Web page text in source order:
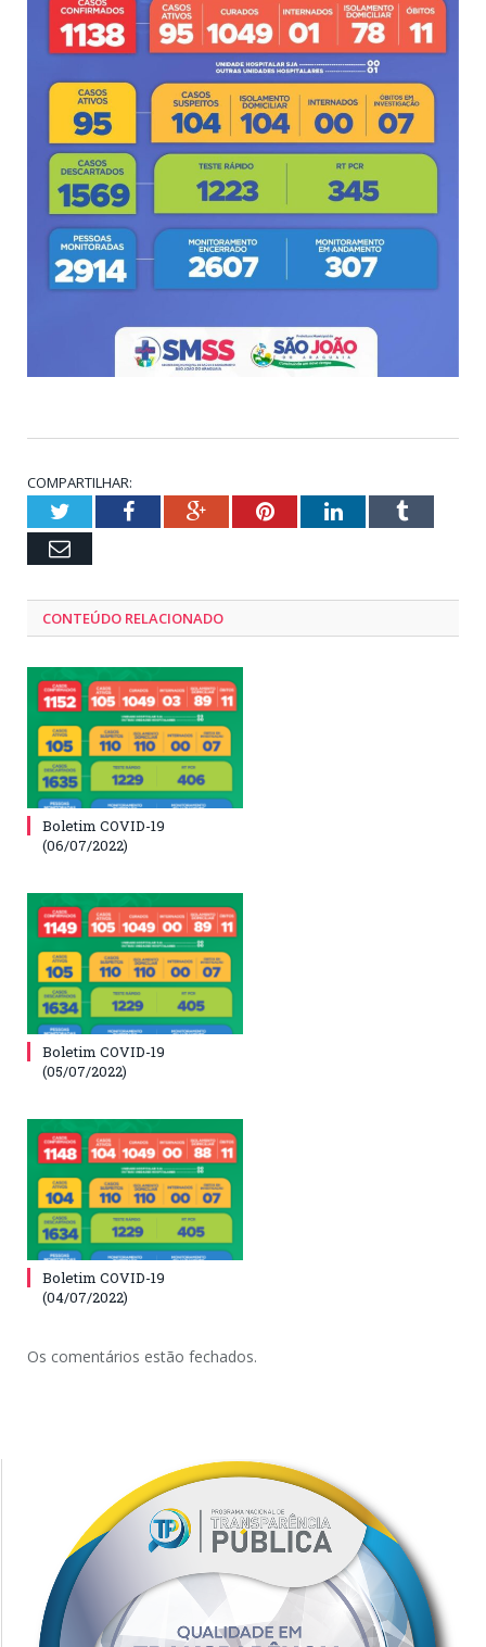
COMPARTILHAR:
TwitterFacebookGoogle+PinterestLinkedInTumblr
Email
CONTEÚDO RELACIONADO
Boletim COVID-19
(06/07/2022)
Boletim COVID-19
(05/07/2022)
Boletim COVID-19
(04/07/2022)
Os comentários estão fechados.